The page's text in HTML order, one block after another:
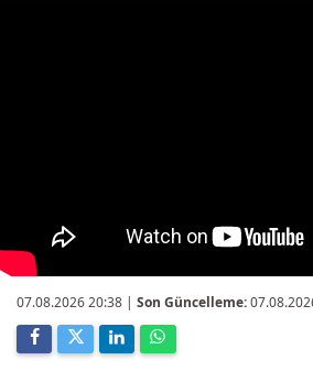
07.08.2026 20:38 | Son Güncelleme: